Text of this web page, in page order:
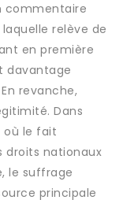
commentaire
relève de
en première
davantage
revanche,
Dans
où le fait
droits nationaux
le suffrage
principale